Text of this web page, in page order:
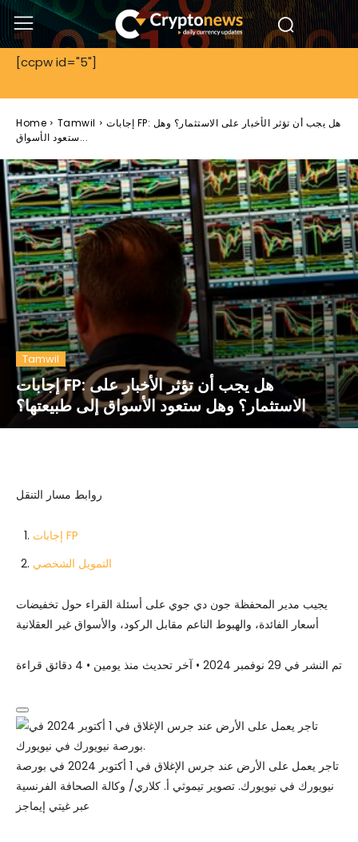
[ccpw id="5"]
Home Tamwil
إجابات FP: هل يجب أن تؤثر الأخبار على الاستثمار؟ وهل
ستعود الأسواق...
Tamwil
إجابات FP: هل يجب أن تؤثر الأخبار على
الاستثمار؟ وهل ستعود الأسواق إلى طبيعتها؟
روابط مسار التنقل
إجابات FP
التمويل الشخصي
يجيب مدير المحفظة جون دي جوي على أسئلة القراء حول تخفيضات
أسعار الفائدة، والهبوط الناعم مقابل الركود، والأسواق غير العقلانية
تم النشر في 29 نوفمبر 2024 •آخر تحديث منذ يومين • 4 دقائق قراءة
تاجر يعمل على الأرض عند جرس الإغلاق في 1 أكتوبر 2024 في بورصة
نيويورك في نيويورك. تصوير تيموثي أ. كلاري/ وكالة الصحافة الفرنسية
عبر غيتي إيماجز